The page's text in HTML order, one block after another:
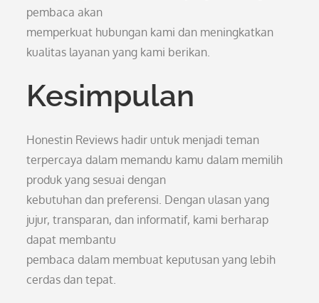
pembaca akan
memperkuat hubungan kami dan meningkatkan
kualitas layanan yang kami berikan.
Kesimpulan
Honestin Reviews hadir untuk menjadi teman
terpercaya dalam memandu kamu dalam memilih
produk yang sesuai dengan
kebutuhan dan preferensi. Dengan ulasan yang
jujur, transparan, dan informatif, kami berharap
dapat membantu
pembaca dalam membuat keputusan yang lebih
cerdas dan tepat.